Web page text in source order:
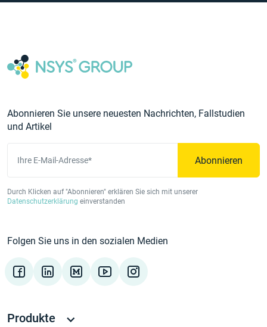
Abonnieren Sie unsere neuesten Nachrichten, Fallstudien
und Artikel
Ihre E-Mail-Adresse* Abonnieren
Durch Klicken auf "Abonnieren" erklären Sie sich mit unserer
Datenschutzerklärung einverstanden
Folgen Sie uns in den sozialen Medien
Produkte